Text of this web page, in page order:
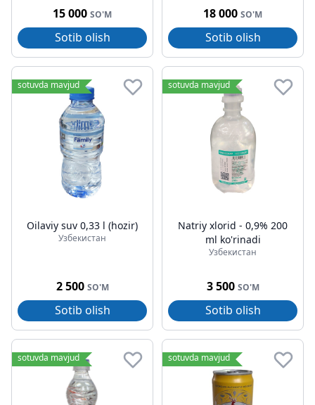
15 000 SO'M
Sotib olish
18 000 SO'M
Sotib olish
sotuvda mavjud
Oilaviy suv 0,33 l (hozir)
Узбекистан
2 500 SO'M
Sotib olish
sotuvda mavjud
Natriy xlorid - 0,9% 200
ml ko'rinadi
Узбекистан
3 500 SO'M
Sotib olish
sotuvda mavjud sotuvda mavjud